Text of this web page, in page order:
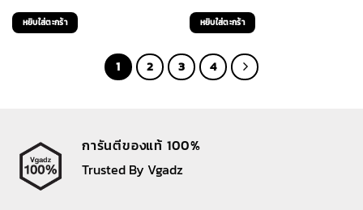
price
was:
1,690 ฿.
หยิบใส่ตะกร้า
price
was:
2,599 ฿.
หยิบใส่ตะกร้า
1 2 3 4
การันตีของแท้ 100%
Trusted By Vgadz